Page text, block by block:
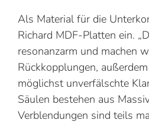
Als Material für die
Richard MDF-Platten ein.
resonanzarm und machen
Rückkopplungen,
möglichst unver­fälschte
Säulen bestehen aus
Verblendungen sind teils